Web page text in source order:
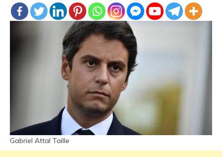
Gabriel Attal Taille